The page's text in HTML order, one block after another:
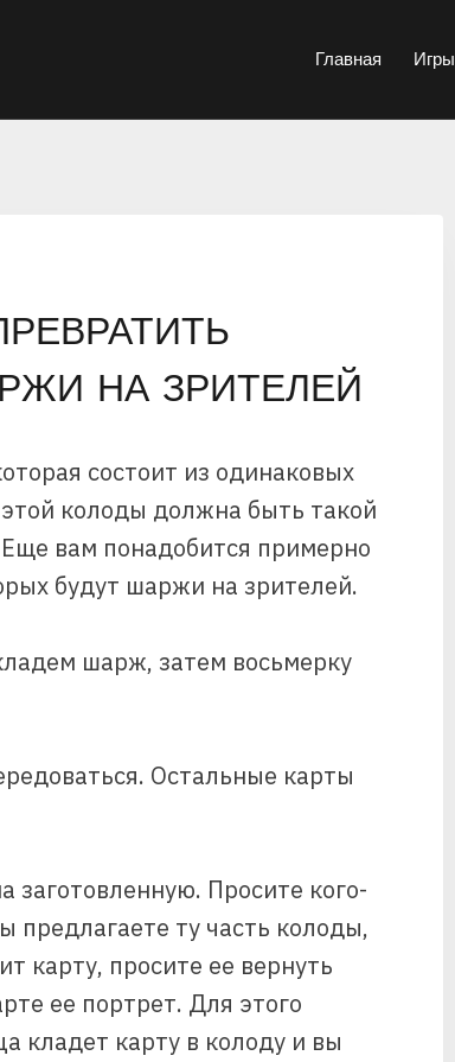
Главная Игры
НА ЗРИТЕЛЕЙ
состоит из одинаковых
колоды должна быть такой
вам понадобится примерно
будут шаржи на зрителей.
шарж, затем восьмерку
Остальные карты
заготовленную. Просите кого-
ту часть колоды,
карту, просите ее вернуть
ее портрет. Для этого
кладет карту в колоду и вы